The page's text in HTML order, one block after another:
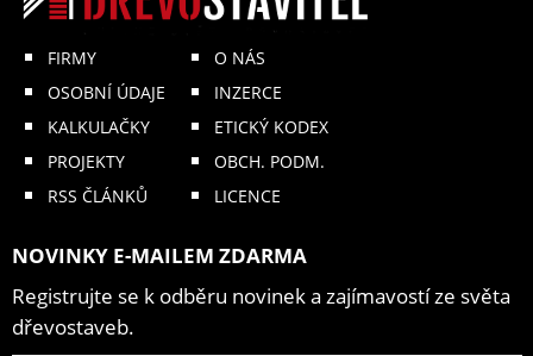
FIRMY
OSOBNÍ ÚDAJE
KALKULAČKY
PROJEKTY
RSS ČLÁNKŮ
O NÁS
INZERCE
ETICKÝ KODEX
OBCH. PODM.
LICENCE
NOVINKY E-MAILEM ZDARMA
Registrujte se k odběru novinek a zajímavostí ze světa
dřevostaveb.